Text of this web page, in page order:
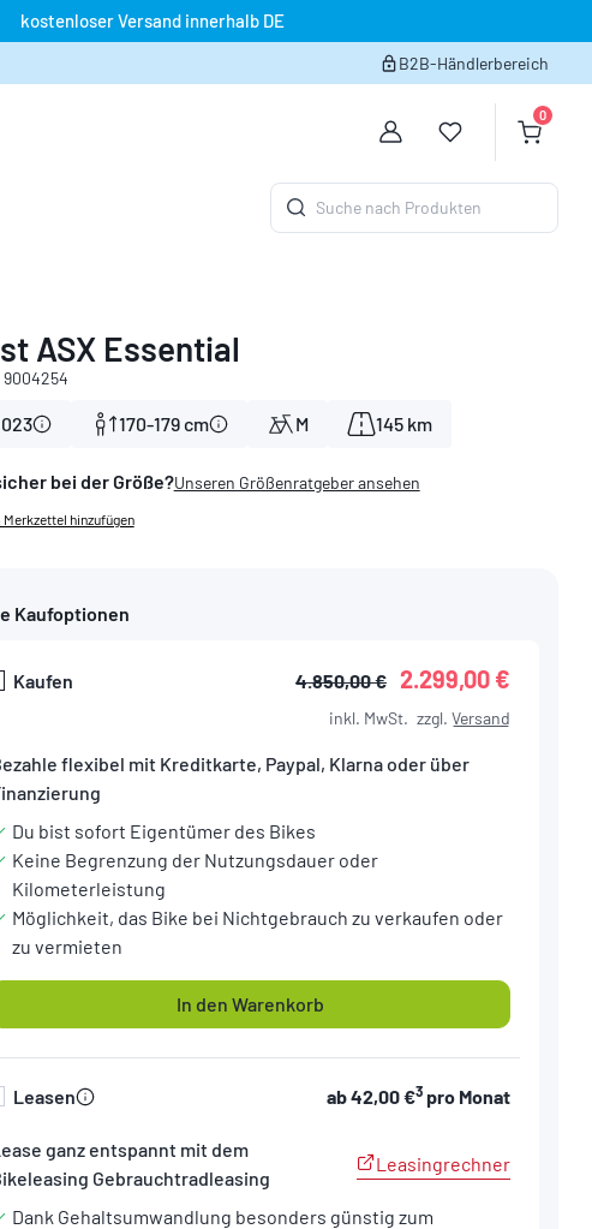
kostenloser Versand innerhalb DE
B2B-Händlerbereich
Du hast 0
0
Suche nach Produkten
ASX Essential
170-179 cm M 145 km
bei der Größe?Unseren Größenratgeber ansehen
Merkzettel hinzufügen
Kaufoptionen
Kaufen 4.850,00 € 2.299,00 €
inkl. MwSt. zzgl. Versand
flexibel mit Kreditkarte, Paypal, Klarna oder über
Du bist sofort Eigentümer des Bikes
Keine Begrenzung der Nutzungsdauer oder
Kilometerleistung
Möglichkeit, das Bike bei Nichtgebrauch zu verkaufen oder
zu vermieten
In den Warenkorb
Leasen ab42,00 €3pro Monat
ganz entspannt mit dem
Gebrauchtradleasing
Leasingrechner
Dank Gehaltsumwandlung besonders günstig zum